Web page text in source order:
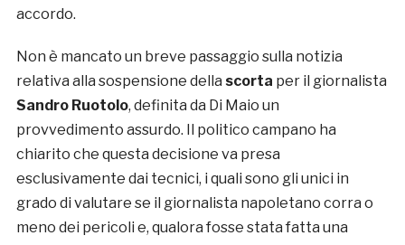
accordo.
Non è mancato un breve passaggio sulla notizia
relativa alla sospensione della scorta per il giornalista
Sandro Ruotolo, definita da Di Maio un
provvedimento assurdo. Il politico campano ha
chiarito che questa decisione va presa
esclusivamente dai tecnici, i quali sono gli unici in
grado di valutare se il giornalista napoletano corra o
meno dei pericoli e, qualora fosse stata fatta una